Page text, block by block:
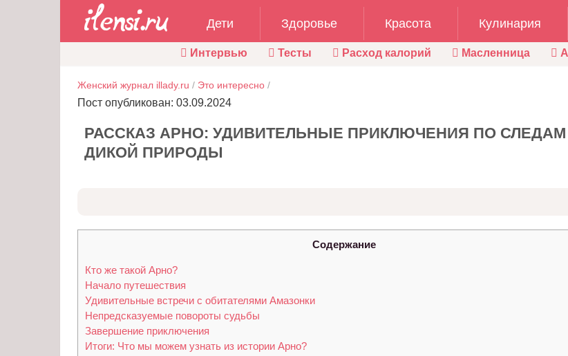
Дети Здоровье Красота Кулинария
Интервью Тесты Расход калорий Масленница
Женский журнал illady.ru / Это интересно /
Пост опубликован: 03.09.2024
РАССКАЗ АРНО: УДИВИТЕЛЬНЫЕ ПРИКЛЮЧЕНИЯ ПО СЛЕДАМ
ДИКОЙ ПРИРОДЫ
Содержание
Кто же такой Арно?
Начало путешествия
Удивительные встречи с обитателями Амазонки
Непредсказуемые повороты судьбы
Завершение приключения
Итоги: Что мы можем узнать из истории Арно?